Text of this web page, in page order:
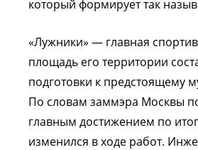
который формирует так
«Лужники» — главная
площадь его территории
подготовки к предстоящему
По словам заммэра Москвы
главным достижением по
изменился в ходе работ.